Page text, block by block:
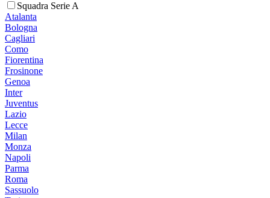
Squadra Serie A
Atalanta
Bologna
Cagliari
Como
Fiorentina
Frosinone
Genoa
Inter
Juventus
Lazio
Lecce
Milan
Monza
Napoli
Parma
Roma
Sassuolo